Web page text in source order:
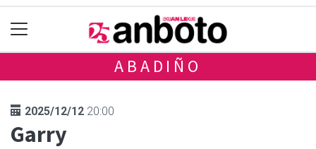
ABADIÑO
2025/12/12 20:00
Garry